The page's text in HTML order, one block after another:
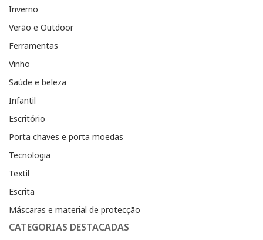
Inverno
Verão e Outdoor
Ferramentas
Vinho
Saúde e beleza
Infantil
Escritório
Porta chaves e porta moedas
Tecnologia
Textil
Escrita
Máscaras e material de protecção
CATEGORIAS DESTACADAS